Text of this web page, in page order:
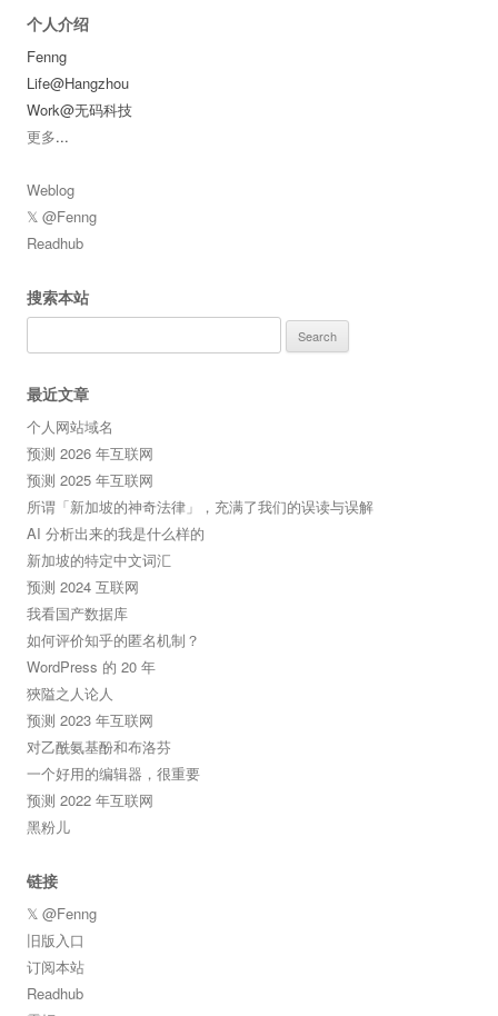
个人介绍
Fenng
Life@Hangzhou
Work@无码科技
更多...
Weblog
𝕏 @Fenng
Readhub
搜索本站
for:
最近文章
个人网站域名
预测 2026 年互联网
预测 2025 年互联网
所谓「新加坡的神奇法律」，充满了我们的误读与误解
AI 分析出来的我是什么样的
新加坡的特定中文词汇
预测 2024 互联网
我看国产数据库
如何评价知乎的匿名机制？
WordPress 的 20 年
狹隘之人论人
预测 2023 年互联网
对乙酰氨基酚和布洛芬
一个好用的编辑器，很重要
预测 2022 年互联网
黑粉儿
链接
𝕏 @Fenng
旧版入口
订阅本站
Readhub